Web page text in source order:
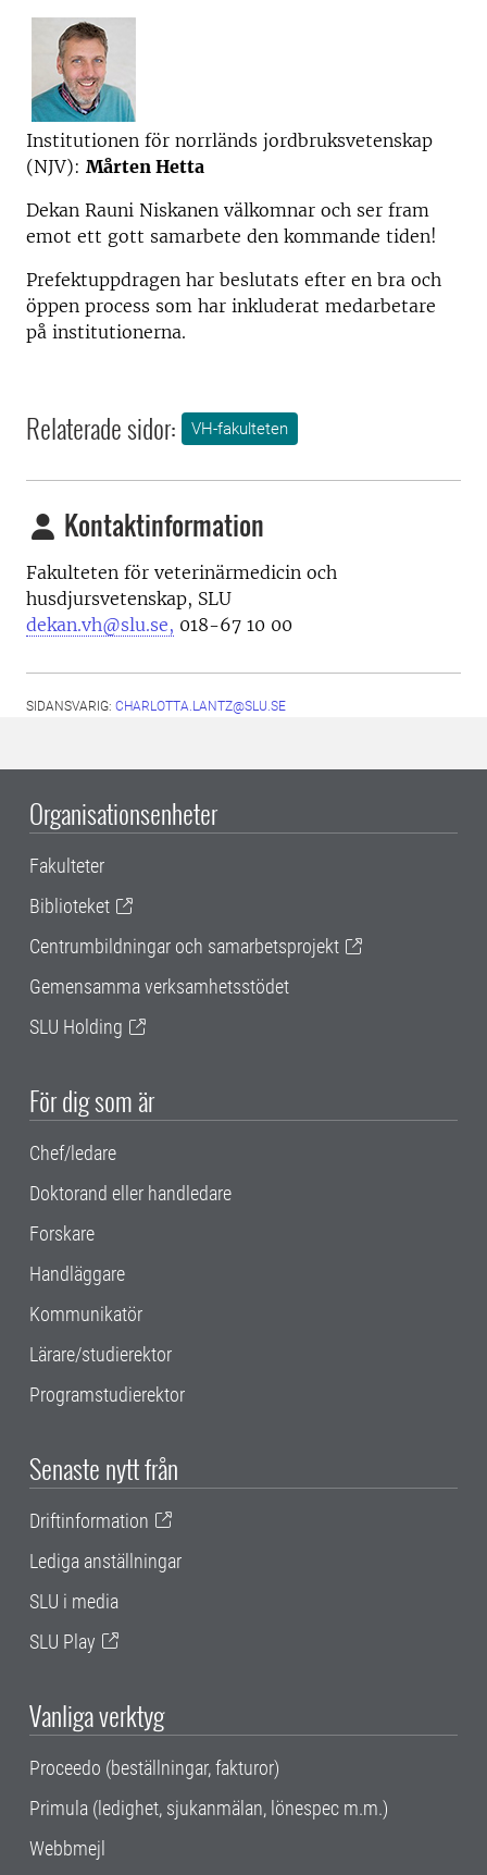
Institutionen för norrländs jordbruksvetenskap
(NJV): Mårten Hetta
Dekan Rauni Niskanen välkomnar och ser fram
emot ett gott samarbete den kommande tiden!
Prefektuppdragen har beslutats efter en bra och
öppen process som har inkluderat medarbetare
på institutionerna.
Relaterade sidor: VH-fakulteten
Kontaktinformation
Fakulteten för veterinärmedicin och
husdjursvetenskap, SLU
dekan.vh@slu.se, 018-67 10 00
SIDANSVARIG: CHARLOTTA.LANTZ@SLU.SE
Organisationsenheter
Fakulteter
Biblioteket
Centrumbildningar och samarbetsprojekt
Gemensamma verksamhetsstödet
SLU Holding
För dig som är
Chef/ledare
Doktorand eller handledare
Forskare
Handläggare
Kommunikatör
Lärare/studierektor
Programstudierektor
Senaste nytt från
Driftinformation
Lediga anställningar
SLU i media
SLU Play
Vanliga verktyg
Proceedo (beställningar, fakturor)
Primula (ledighet, sjukanmälan, lönespec m.m.)
Webbmejl